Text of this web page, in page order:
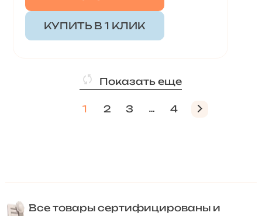
КУПИТЬ В 1 КЛИК
Показать еще
1 2 3 4
Все товары сертифицированы и